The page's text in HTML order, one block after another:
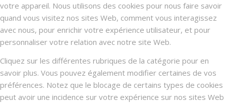
votre appareil. Nous utilisons des cookies pour nous faire savoir
quand vous visitez nos sites Web, comment vous interagissez
avec nous, pour enrichir votre expérience utilisateur, et pour
personnaliser votre relation avec notre site Web.
Cliquez sur les différentes rubriques de la catégorie pour en
savoir plus. Vous pouvez également modifier certaines de vos
préférences. Notez que le blocage de certains types de cookies
peut avoir une incidence sur votre expérience sur nos sites Web